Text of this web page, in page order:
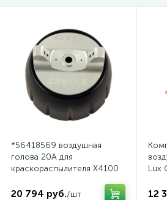
*56418569 воздушная
голова 20A для
краскораспылителя X4100
20 794 руб./шт
Lux
12